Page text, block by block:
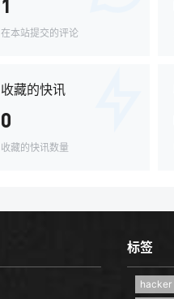
1
在本站提交的评论
收藏的快讯
0
收藏的快讯数量
标签
hacker